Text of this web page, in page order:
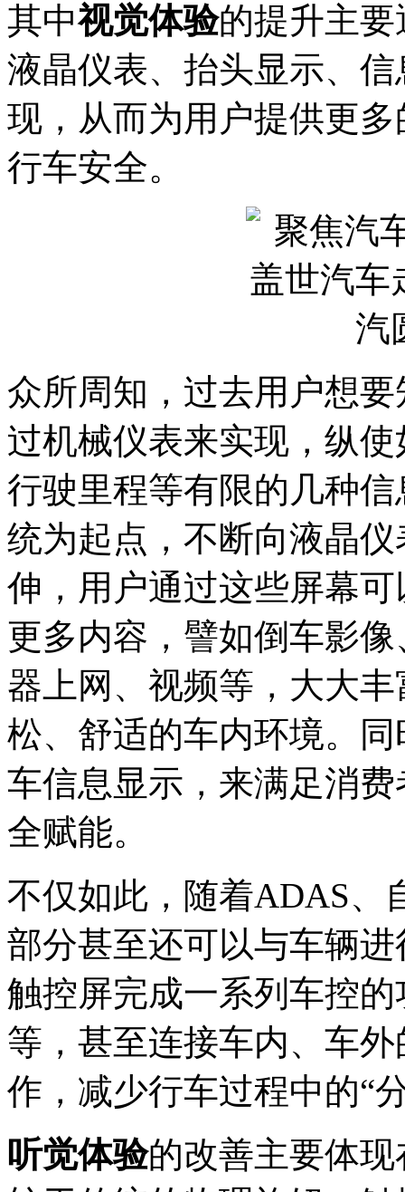
其中视觉体验的提升主
液晶仪表、抬头显示、
现，从而为用户提供更
行车安全。
众所周知，过去用户想
过机械仪表来实现，纵
行驶里程等有限的几种
统为起点，不断向液晶
伸，用户通过这些屏幕
更多内容，譬如倒车影
器上网、视频等，大大
松、舒适的车内环境。
车信息显示，来满足消
全赋能。
不仅如此，随着ADAS、
部分甚至还可以与车辆
触控屏完成一系列车控
等，甚至连接车内、车
作，减少行车过程中的“
听觉体验的改善主要体